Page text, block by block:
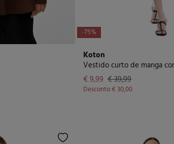
-75%
Koton
Vestido curto de manga
€ 9,99 € 39,99
Desconto€ 30,00